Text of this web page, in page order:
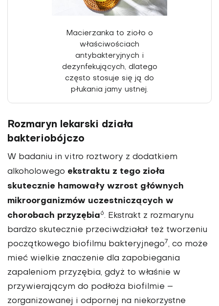
Macierzanka to zioło o
właściwościach
antybakteryjnych i
dezynfekujących, dlatego
często stosuje się ją do
płukania jamy ustnej.
Rozmaryn lekarski działa
bakteriobójczo
W badaniu in vitro roztwory z dodatkiem
alkoholowego ekstraktu z tego zioła
skutecznie hamowały wzrost głównych
mikroorganizmów uczest­niczących w
chorobach przyzębia6. Ekstrakt z rozmarynu
bardzo skutecz­nie przeciwdziałał też tworzeniu
początkowego biofilmu bakteryjnego7, co może
mieć wielkie znaczenie dla zapobiegania
zapaleniom przyzębia, gdyż to właśnie w
przywierającym do podłoża biofilmie –
zorganizowanej i odpornej na niekorzystne